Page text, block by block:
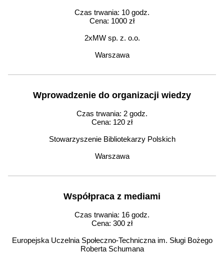
Czas trwania: 10 godz.
Cena: 1000 zł
2xMW sp. z. o.o.
Warszawa
Wprowadzenie do organizacji wiedzy
Czas trwania: 2 godz.
Cena: 120 zł
Stowarzyszenie Bibliotekarzy Polskich
Warszawa
Współpraca z mediami
Czas trwania: 16 godz.
Cena: 300 zł
Europejska Uczelnia Społeczno-Techniczna im. Sługi Bożego
Roberta Schumana